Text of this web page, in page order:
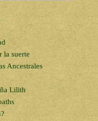
la suerte
Ancestrales
Lilith